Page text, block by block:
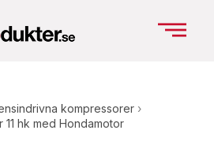
kompressorer ›
hk med Hondamotor